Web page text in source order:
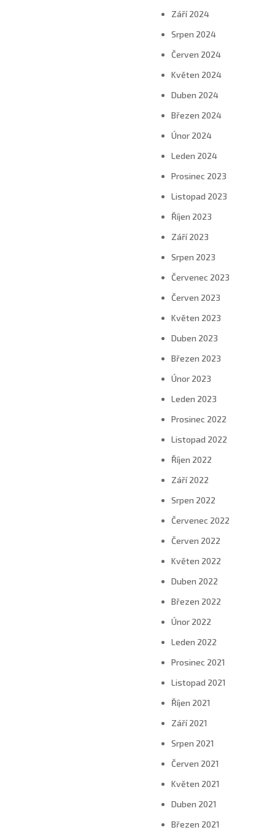
Září 2024
Srpen 2024
Červen 2024
Květen 2024
Duben 2024
Březen 2024
Únor 2024
Leden 2024
Prosinec 2023
Listopad 2023
Říjen 2023
Září 2023
Srpen 2023
Červenec 2023
Červen 2023
Květen 2023
Duben 2023
Březen 2023
Únor 2023
Leden 2023
Prosinec 2022
Listopad 2022
Říjen 2022
Září 2022
Srpen 2022
Červenec 2022
Červen 2022
Květen 2022
Duben 2022
Březen 2022
Únor 2022
Leden 2022
Prosinec 2021
Listopad 2021
Říjen 2021
Září 2021
Srpen 2021
Červen 2021
Květen 2021
Duben 2021
Březen 2021